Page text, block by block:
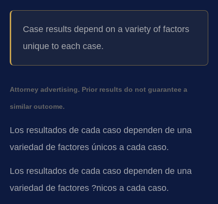
Case results depend on a variety of factors
unique to each case.
Attorney advertising. Prior results do not guarantee a
similar outcome.
Los resultados de cada caso dependen de una
variedad de factores únicos a cada caso.
Los resultados de cada caso dependen de una
variedad de factores ?nicos a cada caso.